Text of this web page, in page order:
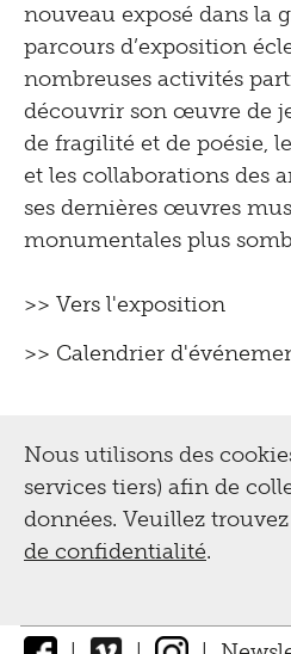
nouveau exposé dans la
parcours d’exposition
nombreuses activités
découvrir son œuvre de
de fragilité et de poésie,
et les collaborations des
ses dernières œuvres
monumentales plus
>> Vers l'exposition
>> Calendrier
Nous utilisons des
services tiers) afin de
données. Veuillez
de confidentialité.